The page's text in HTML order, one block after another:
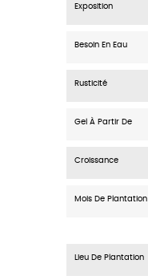
Exposition
Besoin En Eau
Rusticité
Gel À Partir De
Croissance
Mois De Plantation
Lieu De Plantation